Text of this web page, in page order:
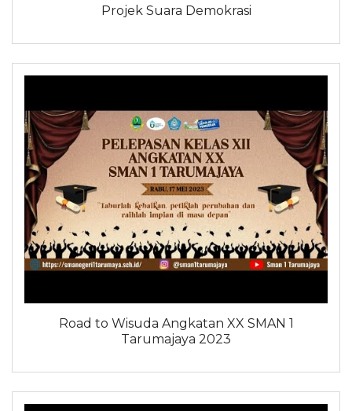
Projek Suara Demokrasi
Road to Wisuda Angkatan XX SMAN 1
Tarumajaya 2023